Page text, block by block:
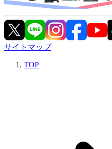
サイトマップ
TOP